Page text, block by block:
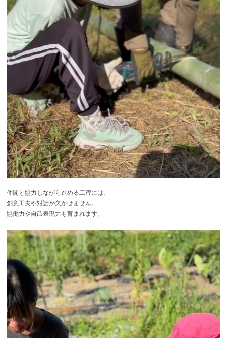
仲間と協力しながら進める工程には、
創意工夫や対話が欠かせません。
協働力や自己表現力も育まれます。